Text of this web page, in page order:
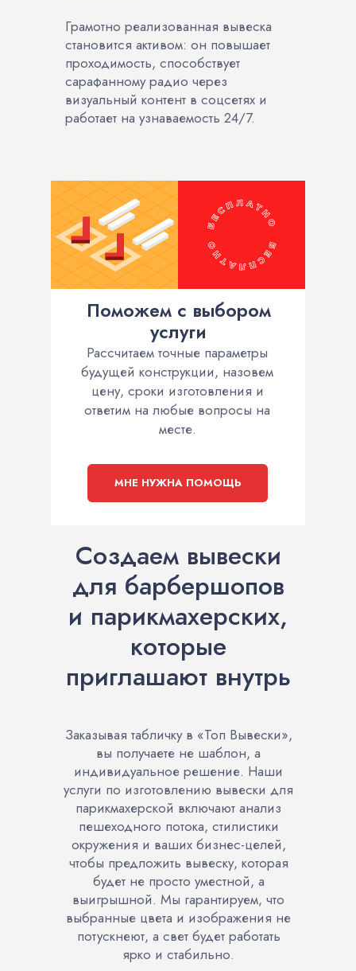
Грамотно реализованная вывеска
становится активом: он повышает
проходимость, способствует
сарафанному радио через
визуальный контент в соцсетях и
работает на узнаваемость 24/7.
Поможем с выбором
услуги
Рассчитаем точные параметры
будущей конструкции, назовем
цену, сроки изготовления и
ответим на любые вопросы на
месте.
МНЕ НУЖНА ПОМОЩЬ
Создаем вывески
для барбершопов
и парикмахерских,
которые
приглашают внутрь
Заказывая табличку в «Топ Вывески»,
вы получаете не шаблон, а
индивидуальное решение. Наши
услуги по изготовлению вывески для
парикмахерской включают анализ
пешеходного потока, стилистики
окружения и ваших бизнес-целей,
чтобы предложить вывеску, которая
будет не просто уместной, а
выигрышной. Мы гарантируем, что
выбранные цвета и изображения не
потускнеют, а свет будет работать
ярко и стабильно.